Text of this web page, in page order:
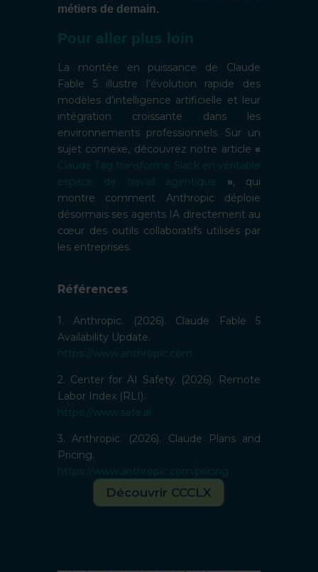
métiers de demain.
Pour aller plus loin
La montée en puissance de Claude
Fable 5 illustre l’évolution rapide des
modèles d’intelligence artificielle et leur
intégration croissante dans les
environnements professionnels. Sur un
sujet connexe, découvrez notre article «
Claude Tag transforme Slack en véritable
espace de travail agentique », qui
montre comment Anthropic déploie
désormais ses agents IA directement au
cœur des outils collaboratifs utilisés par
les entreprises.
Références
1. Anthropic. (2026). Claude Fable 5
Availability Update.
https://www.anthropic.com
2. Center for AI Safety. (2026). Remote
Labor Index (RLI).
https://www.safe.ai
3. Anthropic. (2026). Claude Plans and
Pricing.
https://www.anthropic.com/pricing
Découvrir CCCLX